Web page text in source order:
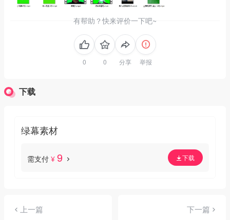
有帮助？快来评价一下吧~
分享 举报
下载
绿幕素材
需支付 ¥ 9 下载
上一篇 下一篇